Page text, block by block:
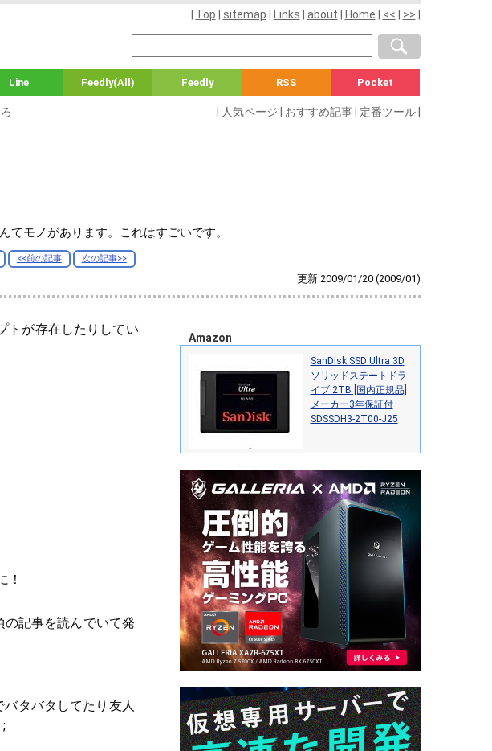
Top sitemap Links about Home << >>
Line Feedly(All) Feedly RSS Pocket
人気ページ おすすめ記事| 定番ツール|
モノがあります。これはすごいです。
<<前の記事 次の記事>>
更新:2009/01/20 (2009/01)
トが存在したりしてい
！
記事を読んでいて発
タバタしてたり友人
Amazon
SanDisk SSD Ultra 3D
ソリッドステートドラ
イブ 2TB [国内正規品]
メーカー3年保証付
SDSSDH3-2T00-J25